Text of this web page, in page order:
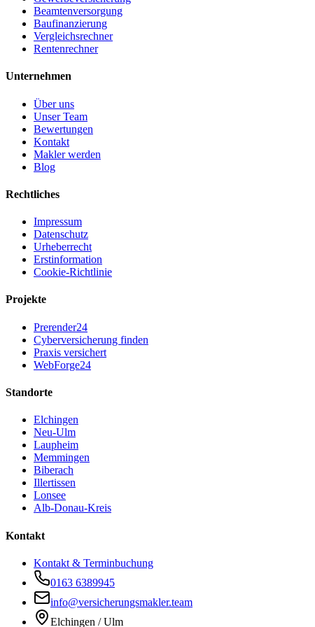
Beamtenversorgung
Baufinanzierung
Vergleichsrechner
Rentenrechner
Unternehmen
Über uns
Unser Team
Bewertungen
Kontakt
Makler werden
Blog
Rechtliches
Impressum
Datenschutz
Urheberrecht
Erstinformation
Cookie-Richtlinie
Projekte
Prerender24
Cyberversicherung finden
Praxis versichert
WebForge24
Standorte
Elchingen
Neu-Ulm
Laupheim
Memmingen
Biberach
Illertissen
Lonsee
Alb-Donau-Kreis
Kontakt
Kontakt & Terminbuchung
0163 6389945
info@versicherungsmakler.team
Elchingen / Ulm